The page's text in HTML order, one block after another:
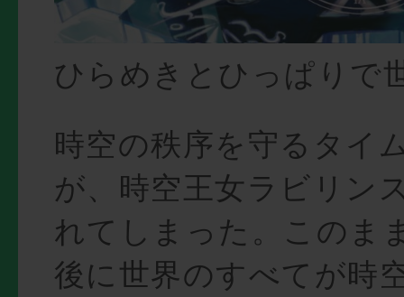
ひらめきとひっぱりで
時空の秩序を守るタイ
が、時空王女ラビリン
れてしまった。このま
後に世界のすべてが時